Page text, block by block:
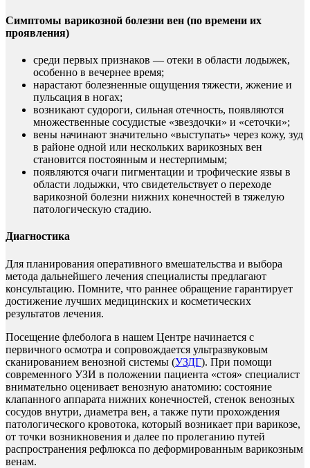
Симптомы варикозной болезни вен (по времени их
проявления)
среди первых признаков — отеки в области лодыжек,
особенно в вечернее время;
нарастают болезненные ощущения тяжести, жжение и
пульсация в ногах;
возникают судороги, сильная отечность, появляются
множественные сосудистые «звездочки» и «сеточки»;
вены начинают значительно «выступать» через кожу, зуд
в районе одной или нескольких варикозных вен
становится постоянным и нестерпимым;
появляются очаги пигментации и трофические язвы в
области лодыжки, что свидетельствует о переходе
варикозной болезни нижних конечностей в тяжелую
патологическую стадию.
Диагностика
Для планирования оперативного вмешательства и выбора
метода дальнейшего лечения специалисты предлагают
консультацию. Помните, что раннее обращение гарантирует
достижение лучших медицинских и косметических
результатов лечения.
Посещение флеболога в нашем Центре начинается с
первичного осмотра и сопровождается ультразвуковым
сканированием венозной системы (УЗДГ). При помощи
современного УЗИ в положении пациента «стоя» специалист
внимательно оценивает венозную анатомию: состояние
клапанного аппарата нижних конечностей, стенок венозных
сосудов внутри, диаметра вен, а также пути прохождения
патологического кровотока, который возникает при варикозе,
от точки возникновения и далее по пролеганию путей
распространения рефлюкса по деформированным варикозным
венам.